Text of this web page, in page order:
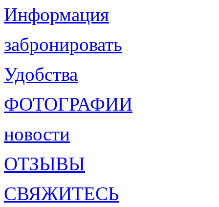
Информация
забронировать
Удобства
ФОТОГРАФИИ
новости
ОТЗЫВЫ
СВЯЖИТЕСЬ